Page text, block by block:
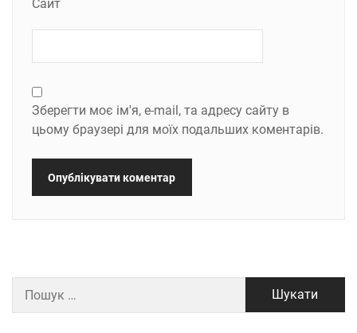
Сайт
Зберегти моє ім'я, e-mail, та адресу сайту в
цьому браузері для моїх подальших коментарів.